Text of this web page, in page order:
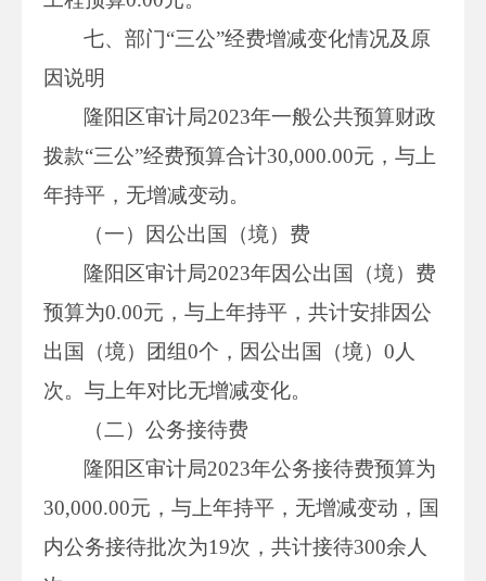
七、部门“三公”经费增减变化情况及原
因说明
隆阳区审计局2023年一般公共预算财政
拨款“三公”经费预算合计30,000.00元，与上
年持平，无增减变动。
（一）因公出国（境）费
隆阳区审计局2023年因公出国（境）费
预算为0.00元，与上年持平，共计安排因公
出国（境）团组0个，因公出国（境）0人
次。与上年对比无增减变化。
（二）公务接待费
隆阳区审计局2023年公务接待费预算为
30,000.00元，与上年持平，无增减变动，国
内公务接待批次为19次，共计接待300余人